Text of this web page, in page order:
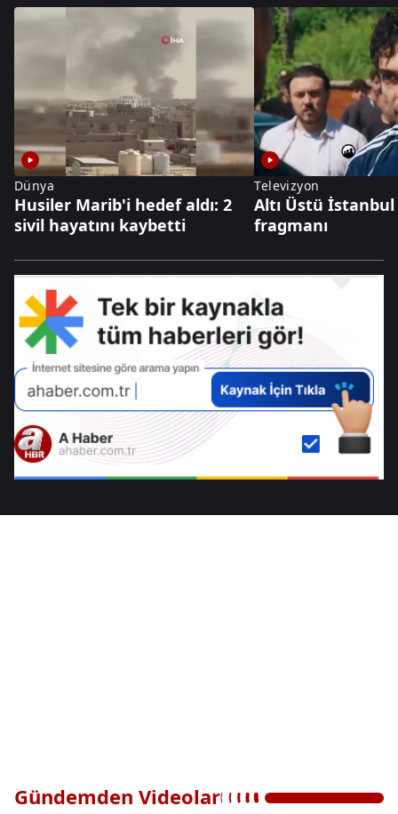
Dünya
Husiler Marib'i hedef aldı: 2
sivil hayatını kaybetti
Televizyon
Altı Üstü
fragmanı
Gündemden Videolar